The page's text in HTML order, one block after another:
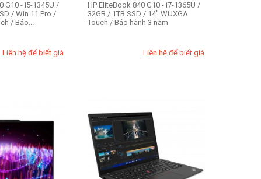
G10 - i5-1345U /
/ Win 11 Pro /
/ Bảo...
Liên hệ để biết giá
HP EliteBook 840 G10 - i7-1365U /
32GB / 1TB SSD / 14" WUXGA
Touch / Bảo hành 3 năm
Liên hệ để biết giá